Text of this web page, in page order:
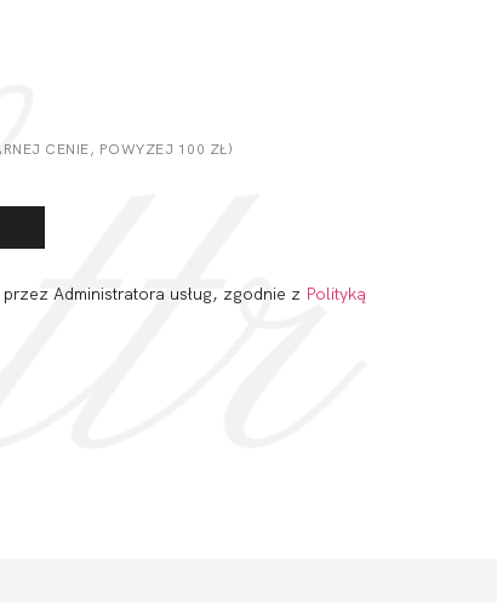
CENIE, POWYZEJ 100 ZŁ)
Administratora usług, zgodnie z Polityką